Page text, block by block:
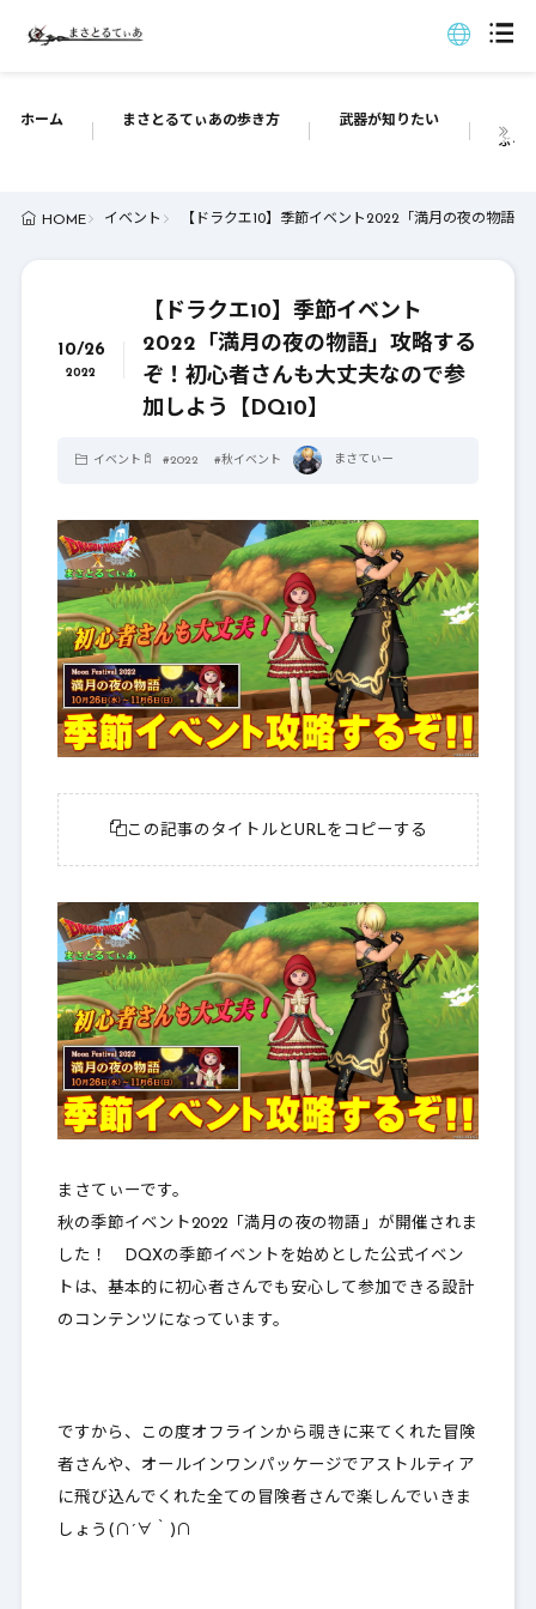
ホーム まさとるてぃあの歩き方 武器が知りたい
ぶっ
HOME イベント 【ドラクエ10】季節イベント2022「満月の夜の物語
10/26
2022
【ドラクエ10】季節イベント
2022「満月の夜の物語」攻略する
ぞ！初心者さんも大丈夫なので参
加しよう【DQ10】
イベント #2022 #秋イベント まさてぃー
この記事のタイトルとURLをコピーする
まさてぃーです。
秋の季節イベント2022「 満月の夜の物語 」が開催されま
した！ DQXの季節イベントを始めとした公式イベン
トは、基本的に初心者さんでも安心して参加できる設計
のコンテンツ になっています。
ですから、この度オフラインから覗きに来てくれた冒険
者さんや、オールインワンパッケージでアストルティア
に飛び込んでくれた全ての冒険者さんで楽しんでいきま
しょう(∩´∀｀)∩